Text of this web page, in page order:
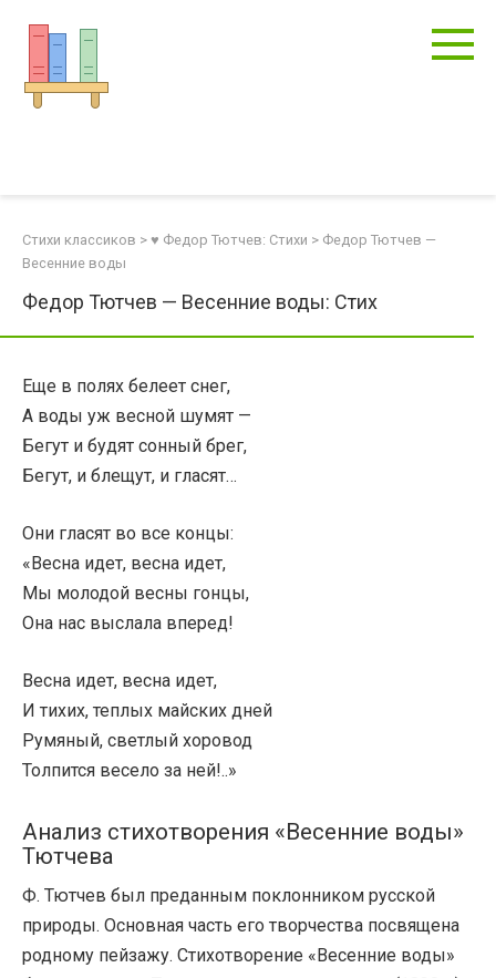
контенту
Стихи классиков > ♥ Федор Тютчев: Стихи > Федор Тютчев —
Весенние воды
Федор Тютчев — Весенние воды: Стих
Еще в полях белеет снег,
А воды уж весной шумят —
Бегут и будят сонный брег,
Бегут, и блещут, и гласят…
Они гласят во все концы:
«Весна идет, весна идет,
Мы молодой весны гонцы,
Она нас выслала вперед!
Весна идет, весна идет,
И тихих, теплых майских дней
Румяный, светлый хоровод
Толпится весело за ней!..»
Анализ стихотворения «Весенние воды»
Тютчева
Ф. Тютчев был преданным поклонником русской
природы. Основная часть его творчества посвящена
родному пейзажу. Стихотворение «Весенние воды»